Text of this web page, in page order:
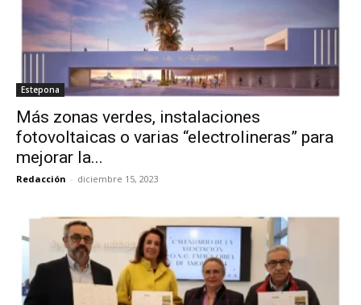
Estepona
Más zonas verdes, instalaciones
fotovoltaicas o varias “electrolineras” para
mejorar la...
Redacción - diciembre 15, 2023